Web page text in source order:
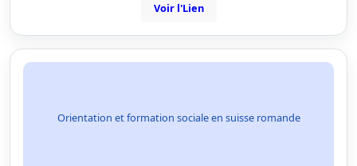
Voir l'Lien
Orientation et formation sociale en suisse romande